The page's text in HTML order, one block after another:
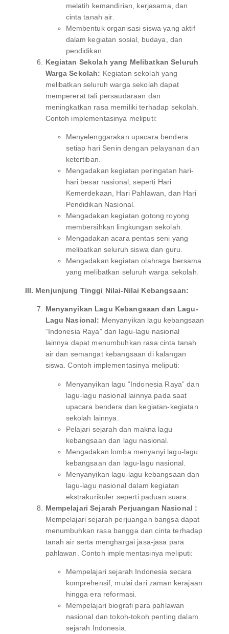
melatih kemandirian, kerjasama, dan
cinta tanah air.
Membentuk organisasi siswa yang aktif
dalam kegiatan sosial, budaya, dan
pendidikan.
Kegiatan Sekolah yang Melibatkan Seluruh
Warga Sekolah: Kegiatan sekolah yang
melibatkan seluruh warga sekolah dapat
mempererat tali persaudaraan dan
meningkatkan rasa memiliki terhadap sekolah.
Contoh implementasinya meliputi:
Menyelenggarakan upacara bendera
setiap hari Senin dengan pelayanan dan
ketertiban.
Mengadakan kegiatan peringatan hari-
hari besar nasional, seperti Hari
Kemerdekaan, Hari Pahlawan, dan Hari
Pendidikan Nasional.
Mengadakan kegiatan gotong royong
membersihkan lingkungan sekolah.
Mengadakan acara pentas seni yang
melibatkan seluruh siswa dan guru.
Mengadakan kegiatan olahraga bersama
yang melibatkan seluruh warga sekolah.
III. Menjunjung Tinggi Nilai-Nilai Kebangsaan:
Menyanyikan Lagu Kebangsaan dan Lagu-
Lagu Nasional: Menyanyikan lagu kebangsaan
“Indonesia Raya” dan lagu-lagu nasional
lainnya dapat menumbuhkan rasa cinta tanah
air dan semangat kebangsaan di kalangan
siswa. Contoh implementasinya meliputi:
Menyanyikan lagu “Indonesia Raya” dan
lagu-lagu nasional lainnya pada saat
upacara bendera dan kegiatan-kegiatan
sekolah lainnya.
Pelajari sejarah dan makna lagu
kebangsaan dan lagu nasional.
Mengadakan lomba menyanyi lagu-lagu
kebangsaan dan lagu-lagu nasional.
Menyanyikan lagu-lagu kebangsaan dan
lagu-lagu nasional dalam kegiatan
ekstrakurikuler seperti paduan suara.
Mempelajari Sejarah Perjuangan Nasional :
Mempelajari sejarah perjuangan bangsa dapat
menumbuhkan rasa bangga dan cinta terhadap
tanah air serta menghargai jasa-jasa para
pahlawan. Contoh implementasinya meliputi:
Mempelajari sejarah Indonesia secara
komprehensif, mulai dari zaman kerajaan
hingga era reformasi.
Mempelajari biografi para pahlawan
nasional dan tokoh-tokoh penting dalam
sejarah Indonesia.